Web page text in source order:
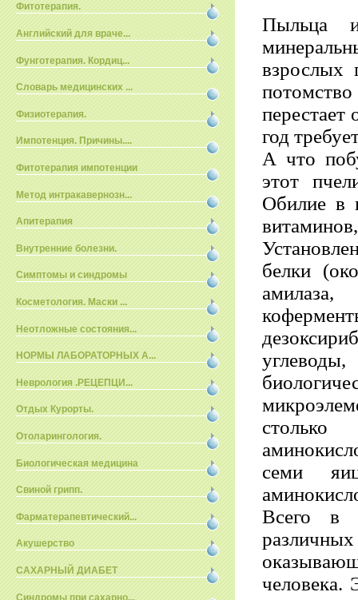
Фитотерапия.
Английский для враче...
Фунготерапия. Кордиц...
Словарь медицинских ...
Физиотерапия.
Импотенция. Причины....
Фитотерапия импотенции
Метод интракавернозн...
Апитерапия
Внутренние болезни.
Симптомы и синдромы
Косметология. Маски ...
Неотложные состояния...
НОРМЫ ЛАБОРАТОРНЫХ А...
Неврология .РЕЦЕПЦИ...
Отдых Курорты.
Отоларингология.
Биологическая медицина
Свиной грипп.
Фарматерапевтический...
Акушерство
САХАРНЫЙ ДИАБЕТ
Синдромы при сахарно...
Пыльца
взрослых
перестает
год
А что
этот
Обилие в
белки
столько
семи
Всего в
человека.